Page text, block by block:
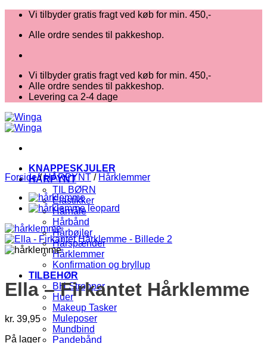
Fortsæt
indhold
Vi tilbyder gratis fragt ved køb for min. 450,-
Alle ordre sendes til pakkeshop.
Vi tilbyder gratis fragt ved køb for min. 450,-
Alle ordre sendes til pakkeshop.
Levering ca 2-4 dage
KNAPPESKJULER
HÅRPYNT
TIL BØRN
Elastikker
Hårnåle
Hårbånd
Hårbøjler
Hårspænder
Hårklemmer
Konfirmation og bryllup
TILBEHØR
BH Stropper
Huer
Makeup Tasker
Muleposer
Mundbind
Pandebånd
Forside / HÅRPYNT / Hårklemmer
Ella – Firkantet Hårklemme
kr. 39,95
På lager